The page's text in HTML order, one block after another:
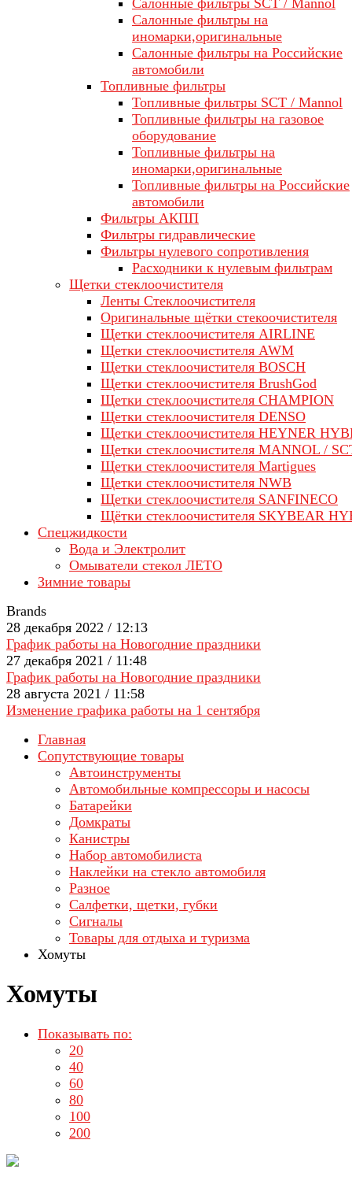
Салонные фильтры SCT / Mannol
Салонные фильтры на
иномарки,оригинальные
Салонные фильтры на Российские
автомобили
Топливные фильтры
Топливные фильтры SCT / Mannol
Топливные фильтры на газовое
оборудование
Топливные фильтры на
иномарки,оригинальные
Топливные фильтры на Российские
автомобили
Фильтры АКПП
Фильтры гидравлические
Фильтры нулевого сопротивления
Расходники к нулевым фильтрам
Щетки стеклоочистителя
Ленты Стеклоочистителя
Оригинальные щётки стекоочистителя
Щетки стеклоочистителя AIRLINE
Щетки стеклоочистителя AWM
Щетки стеклоочистителя BOSCH
Щетки стеклоочистителя BrushGod
Щетки стеклоочистителя CHAMPION
Щетки стеклоочистителя DENSO
Щетки стеклоочистителя HEYNER
Щетки стеклоочистителя MANNOL /
Щетки стеклоочистителя Martigues
Щетки стеклоочистителя NWB
Щетки стеклоочистителя SANFINECO
Щётки стеклоочистителя SKYBEAR
Спецжидкости
Вода и Электролит
Омыватели стекол ЛЕТО
Зимние товары
Brands
28 декабря 2022 / 12:13
График работы на Новогодние праздники
27 декабря 2021 / 11:48
График работы на Новогодние праздники
28 августа 2021 / 11:58
Изменение графика работы на 1 сентября
Главная
Сопутствующие товары
Автоинструменты
Автомобильные компрессоры и насосы
Батарейки
Домкраты
Канистры
Набор автомобилиста
Наклейки на стекло автомобиля
Разное
Салфетки, щетки, губки
Сигналы
Товары для отдыха и туризма
Хомуты
Хомуты
Показывать по:
20
40
60
80
100
200